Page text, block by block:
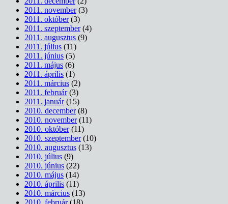
2011. november(3)
2011. október(3)
2011. szeptember(4)
2011. augusztus (9)
2011. július (11)
2011. június (5)
2011. május (6)
2011. április (1)
2011. március (2)
2011. február(3)
2011. január(15)
2010. december(8)
2010. november(11)
2010. október(11)
2010. szeptember(10)
2010. augusztus (13)
2010. július (9)
2010. június (22)
2010. május (14)
2010. április (11)
2010. március (13)
2010. február(18)